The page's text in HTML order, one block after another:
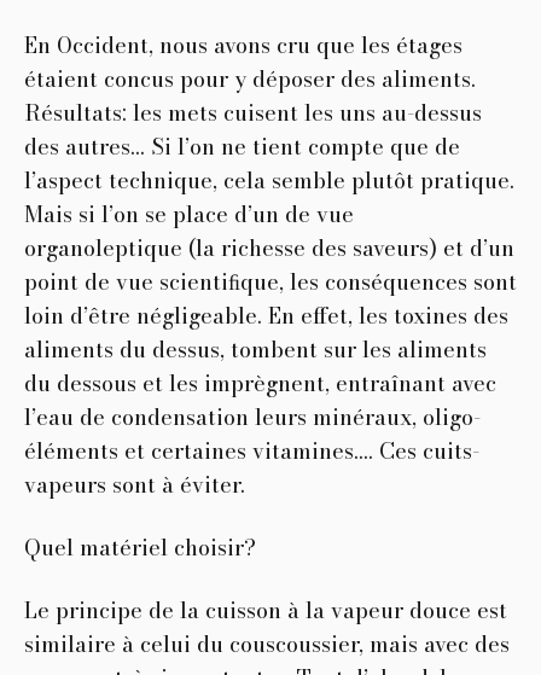
En Occident, nous avons cru que les étages
étaient concus pour y déposer des aliments.
Résultats: les mets cuisent les uns au-dessus
des autres… Si l’on ne tient compte que de
l’aspect technique, cela semble plutôt pratique.
Mais si l’on se place d’un de vue
organoleptique (la richesse des saveurs) et d’un
point de vue scientiﬁque, les conséquences sont
loin d’être négligeable. En effet, les toxines des
aliments du dessus, tombent sur les aliments
du dessous et les imprègnent, entraînant avec
l’eau de condensation leurs minéraux, oligo-
éléments et certaines vitamines…. Ces cuits-
vapeurs sont à éviter.
Quel matériel choisir?
Le principe de la cuisson à la vapeur douce est
similaire à celui du couscoussier, mais avec des